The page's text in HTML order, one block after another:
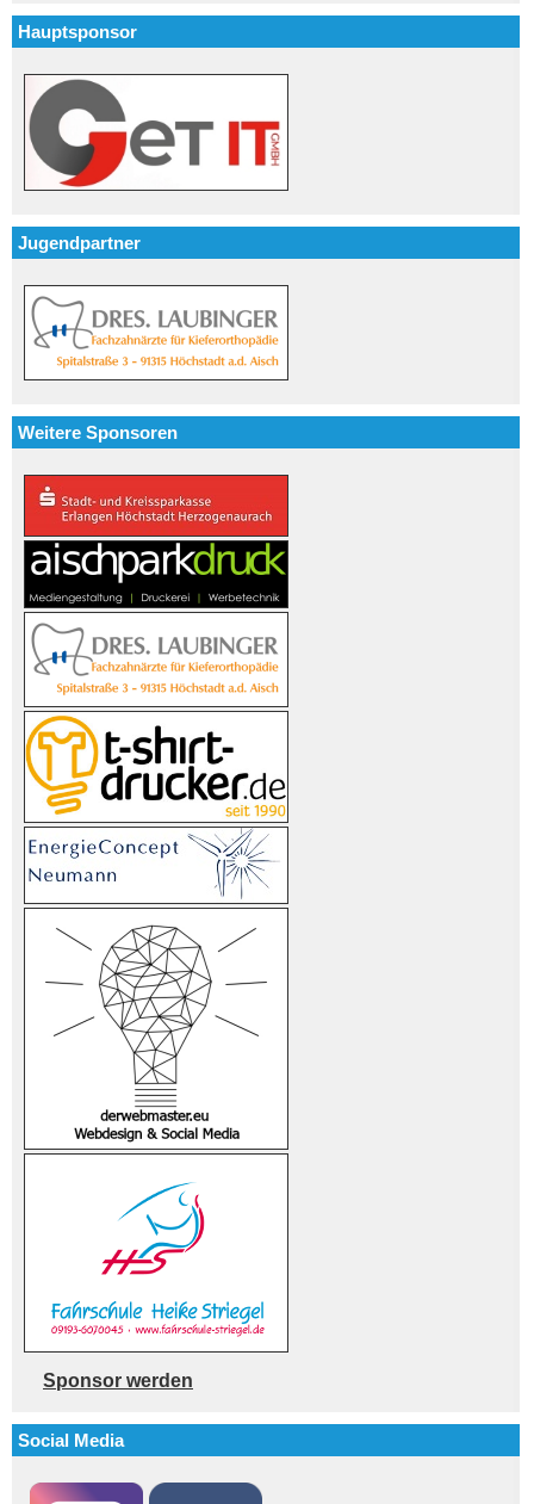
Hauptsponsor
Jugendpartner
Weitere Sponsoren
Sponsor werden
Social Media